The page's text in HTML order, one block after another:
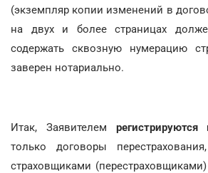
(экземпляр копии изменений в
на двух и более страницах
содержать сквозную нумерацию
заверен нотариально.
Итак, Заявителем
только договоры
страховщиками